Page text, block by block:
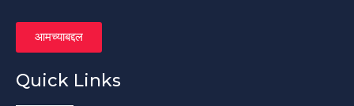
आमच्याबद्दल
Quick Links